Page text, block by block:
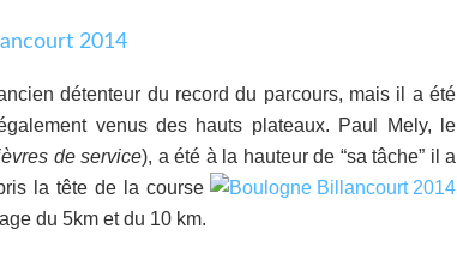
détenteur du record du parcours, mais il a été
venus des hauts plateaux. Paul Mely, le
de service), a été à la hauteur de “sa tâche” il a
la tête de la course
du 5km et du 10 km.